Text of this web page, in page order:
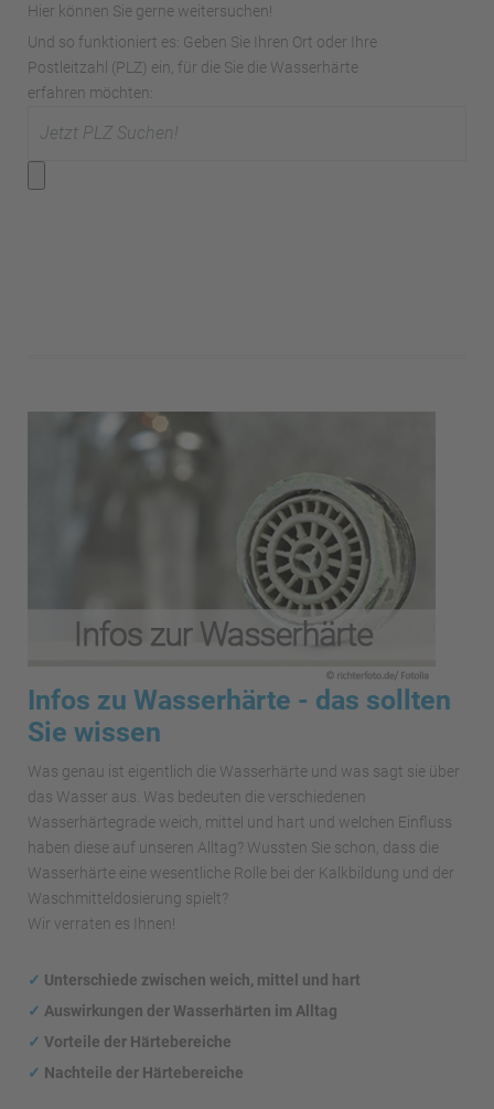
Hier können Sie gerne weitersuchen!
Und so funktioniert es: Geben Sie Ihren Ort oder Ihre
Postleitzahl (PLZ) ein, für die Sie die Wasserhärte
erfahren möchten:
Infos zu Wasserhärte - das sollten
Sie wissen
Was genau ist eigentlich die Wasserhärte und was sagt sie über
das Wasser aus. Was bedeuten die verschiedenen
Wasserhärtegrade weich, mittel und hart und welchen Einfluss
haben diese auf unseren Alltag? Wussten Sie schon, dass die
Wasserhärte eine wesentliche Rolle bei der Kalkbildung und der
Waschmitteldosierung spielt?
Wir verraten es Ihnen!
✓ Unterschiede zwischen weich, mittel und hart
✓ Auswirkungen der Wasserhärten im Alltag
✓ Vorteile der Härtebereiche
✓ Nachteile der Härtebereiche